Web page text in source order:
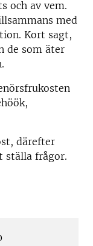
och av vem.
med
Kort sagt,
de som äter
därefter
ställa frågor.